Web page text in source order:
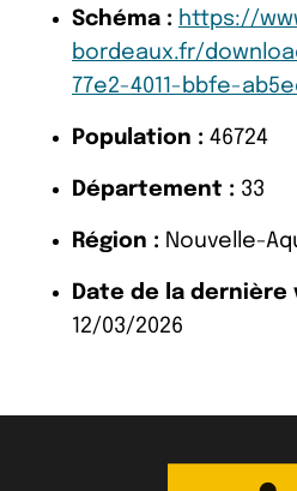
Schéma : https://
bordeaux.fr/
77e2-4011-bbfe-
Population : 46724
Département : 33
Région : Nouvelle-
Date de la
12/03/2026